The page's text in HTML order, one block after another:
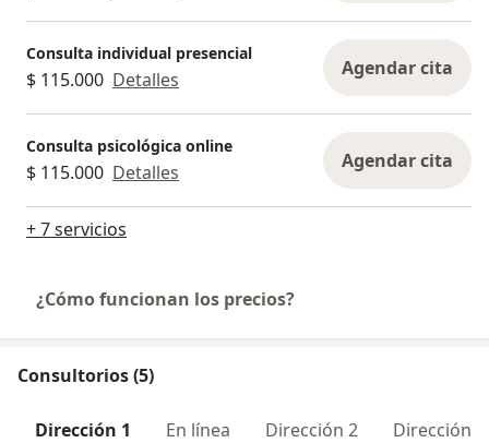
Consulta individual presencial
$ 115.000 Detalles Agendar cita
Consulta psicológica online
$ 115.000 Detalles Agendar cita
+ 7 servicios
¿Cómo funcionan los precios?
Consultorios (5)
Dirección 1 En línea Dirección 2 Dirección 3